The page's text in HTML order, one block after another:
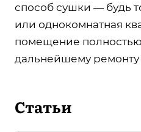
способ сушки — будь
или однокомнатная
помещение полностью
дальнейшему
Статьи